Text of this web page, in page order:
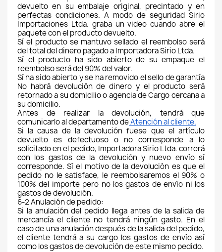
devuelto en su embalaje original, precintado y en
perfectas condiciones. A modo de seguridad Sirio
Importaciones Ltda. graba un video cuando abre el
paquete con el producto devuelto.
Sí el producto se mantuvo sellado el reembolso será
del total del dinero pagado a Importadora Sirio Ltda.
Sí el producto ha sido abierto de su empaque el
reembolso será del 90% del valor.
Sí ha sido abierto y se ha removido el sello de garantía
No habrá devolución de dinero y el producto será
retornado a su domicilio o agencia de Cargo cercana a
su domicilio.
Antes de realizar la devolución, tendrá que
comunicarlo al departamento de Atención al cliente.
Si la causa de la devolución fuese que el artículo
devuelto es defectuoso o no corresponde a lo
solicitado en el pedido, Importadora Sirio Ltda. correrá
con los gastos de la devolución y nuevo envío sí
corresponde. Sí el motivo de la devolución es que el
pedido no le satisface, le reembolsaremos el 90% o
100% del importe pero no los gastos de envío ni los
gastos de devolución.
6-2 Anulación de pedido:
Si la anulación del pedido llega antes de la salida de
mercancía el cliente no tendrá ningún gasto. En el
caso de una anulación después de la salida del pedido,
el cliente tendrá a su cargo los gastos de envío así
como los gastos de devolución de este mismo pedido.